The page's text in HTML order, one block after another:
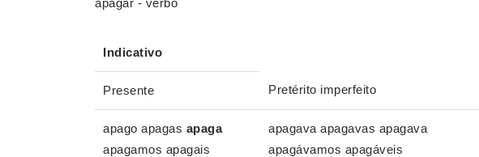
apagar - verbo
Indicativo
Presente Pretérito imperfeito
apago apagas apaga
apagamos apagais
apagava apagavas apagava
apagávamos apagáveis